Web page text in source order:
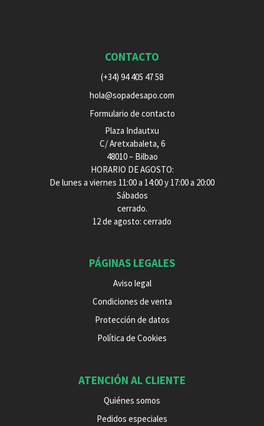
CONTACTO
(+34) 94 405 47 58
hola@sopadesapo.com
Formulario de contacto
Plaza Indautxu
C/ Aretxabaleta, 6
48010 – Bilbao
HORARIO DE AGOSTO:
De lunes a viernes 11:00 a 14:00 y 17:00 a 20:00
Sábados
cerrado.
12 de agosto: cerrado
PÁGINAS LEGALES
Aviso legal
Condiciones de venta
Protección de datos
Política de Cookies
ATENCIÓN AL CLIENTE
Quiénes somos
Pedidos especiales